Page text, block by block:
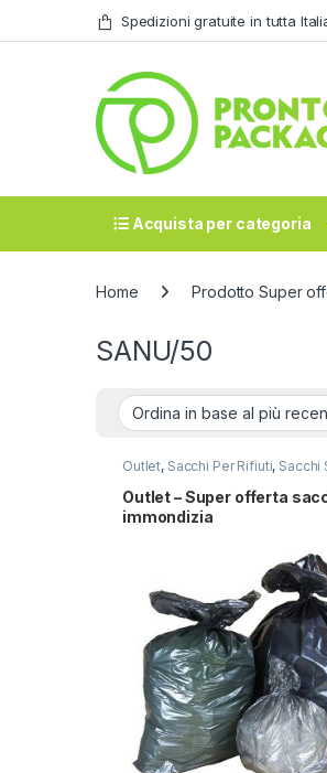
Skip to navigation
Skip to content Spedizioni gratuite in tutta
Acquista per categoria
Home Prodotto Super
SANU/50
Outlet, Sacchi Per Rifiuti, Sacchi
Outlet – Super offerta
immondizia